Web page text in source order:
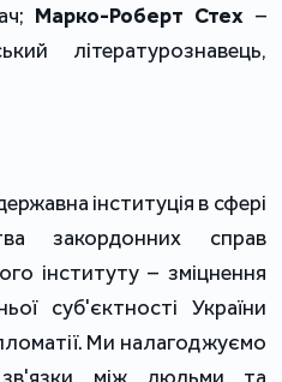
Марко-Роберт Стех –
літературознавець,
інституція в сфері
закордонних справ
інституту – зміцнення
суб'єктності України
Ми налагоджуємо